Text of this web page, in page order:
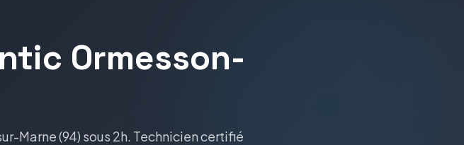
Ormesson-
Marne(94) sous 2h. Technicien certifié